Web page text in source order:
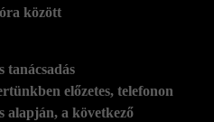
között
tanácsadás
előzetes, telefonon
alapján, a következő